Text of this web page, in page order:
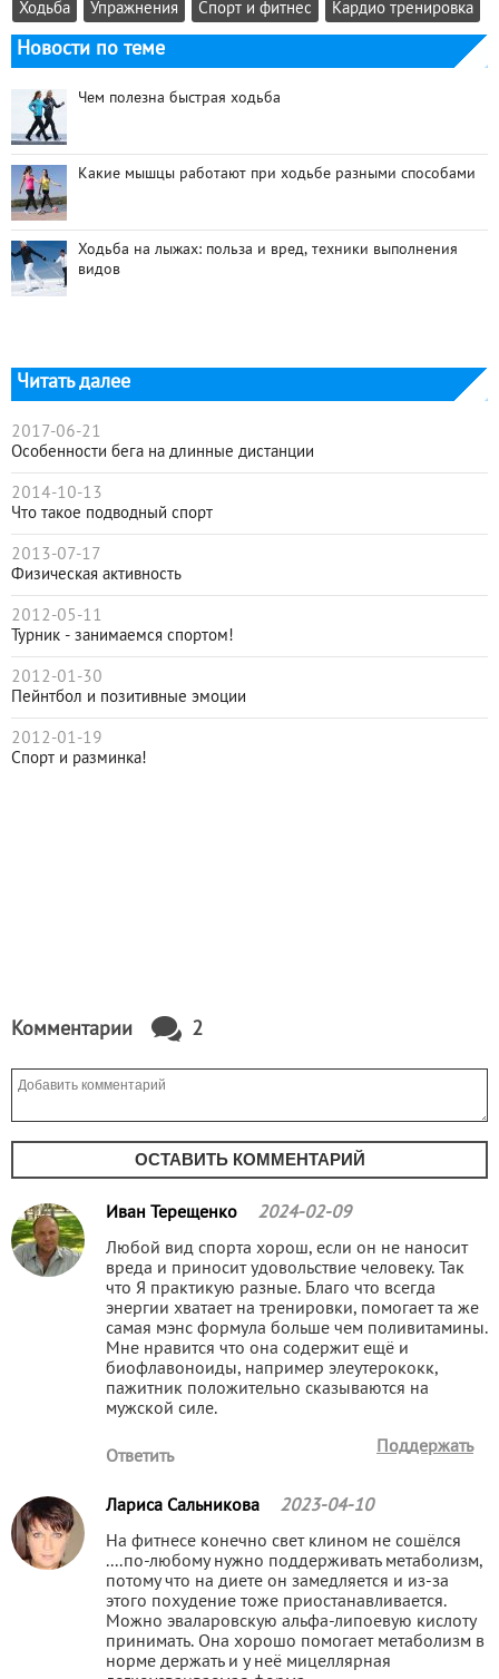
Ходьба Упражнения Спорт и фитнес Кардио тренировка
Новости по теме
Чем полезна быстрая ходьба
Какие мышцы работают при ходьбе разными способами
Ходьба на лыжах: польза и вред, техники выполнения
видов
Читать далее
2017-06-21
Особенности бега на длинные дистанции
2014-10-13
Что такое подводный спорт
2013-07-17
Физическая активность
2012-05-11
Турник - занимаемся спортом!
2012-01-30
Пейнтбол и позитивные эмоции
2012-01-19
Спорт и разминка!
Комментарии 2
ОСТАВИТЬ КОММЕНТАРИЙ
Иван Терещенко 2024-02-09
Любой вид спорта хорош, если он не наносит
вреда и приносит удовольствие человеку. Так
что Я практикую разные. Благо что всегда
энергии хватает на тренировки, помогает та же
самая мэнс формула больше чем поливитамины.
Мне нравится что она содержит ещё и
биофлавоноиды, например элеутерококк,
пажитник положительно сказываются на
мужской силе.
Ответить
Поддержать
Лариса Сальникова 2023-04-10
На фитнесе конечно свет клином не сошёлся
....по-любому нужно поддерживать метаболизм,
потому что на диете он замедляется и из-за
этого похудение тоже приостанавливается.
Можно эваларовскую альфа-липоевую кислоту
принимать. Она хорошо помогает метаболизм в
норме держать и у неё мицеллярная